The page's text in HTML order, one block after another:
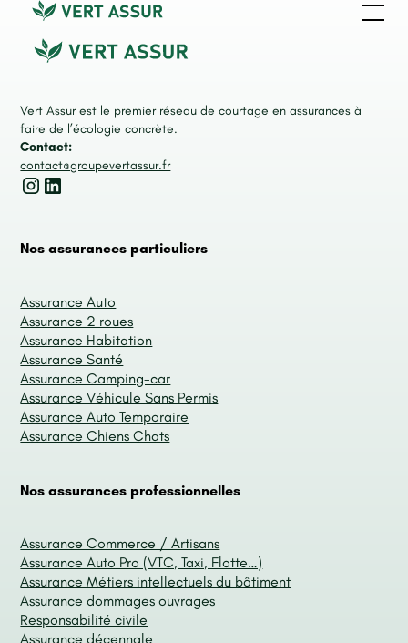
Vert Assur est le premier réseau de courtage en assurances à
faire de l’écologie concrète.
Contact:
contact@groupevertassur.fr
Nos assurances particuliers
Assurance Auto
Assurance 2 roues
Assurance Habitation
Assurance Santé
Assurance Camping-car
Assurance Véhicule Sans Permis
Assurance Auto Temporaire
Assurance Chiens Chats
Nos assurances professionnelles
Assurance Commerce / Artisans
Assurance Auto Pro (VTC, Taxi, Flotte…)
Assurance Métiers intellectuels du bâtiment
Assurance dommages ouvrages
Responsabilité civile
Assurance décennale